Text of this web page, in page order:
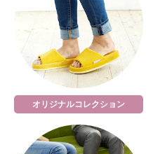
オリジナルコレクション